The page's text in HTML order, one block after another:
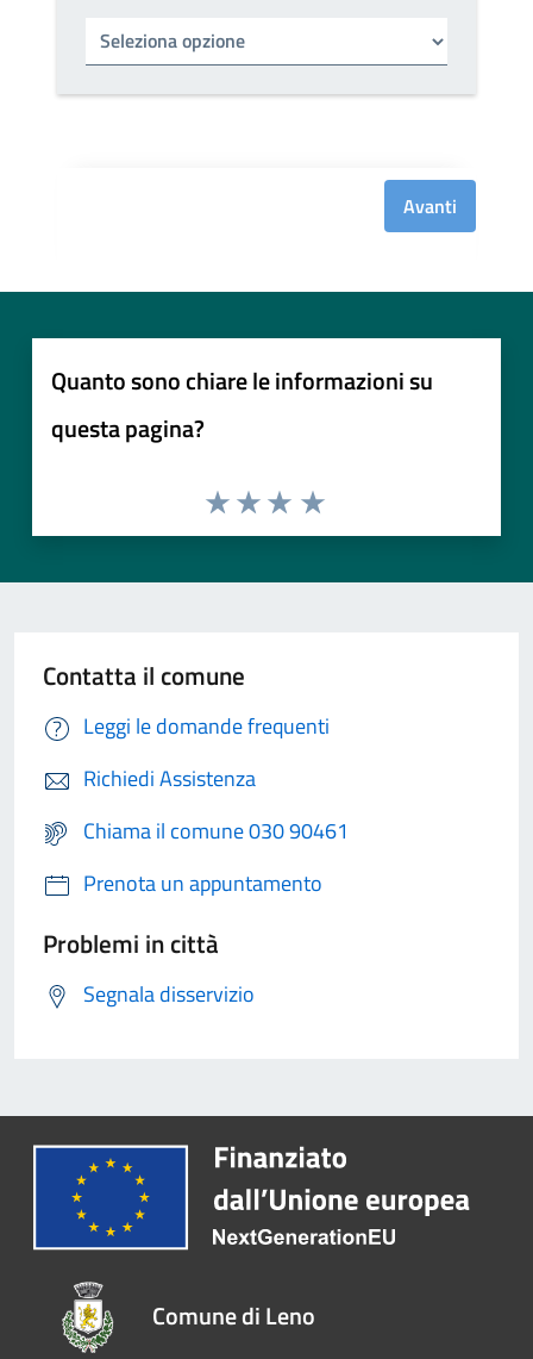
Tipo di ufficio
Avanti
Quanto sono chiare le informazioni su
questa pagina?
Contatta il comune
Leggi le domande frequenti
Richiedi Assistenza
Chiama il comune 030 90461
Prenota un appuntamento
Problemi in città
Segnala disservizio
Comune di Leno